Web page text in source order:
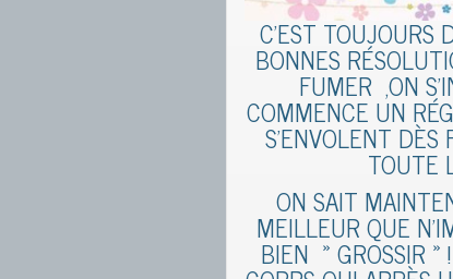
C’EST TOUJOURS
BONNES
FUMER ,ON
COMMENCE UN
S’ENVOLENT
TOUTE
ON SAIT
MEILLEUR QUE
BIEN » GROSSIR